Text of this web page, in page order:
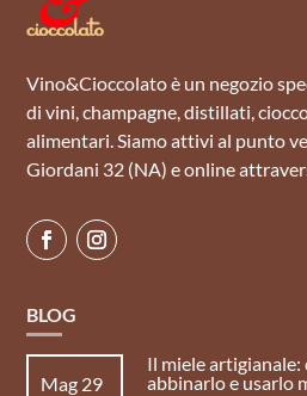
Vino&Cioccolato è un negozio
di vini, champagne, distillati,
alimentari. Siamo attivi al punto
Giordani 32 (NA) e online
BLOG
Il miele artigianale:
abbinarlo e usarlo
Mag 29